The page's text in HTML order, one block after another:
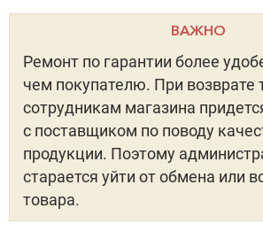
ВАЖНО
Ремонт по гарантии более
чем покупателю. При возврате
сотрудникам магазина
с поставщиком по поводу
продукции. Поэтому
старается уйти от обмена или
товара.